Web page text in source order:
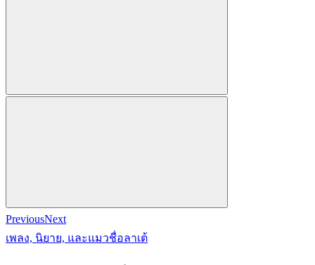
PreviousNext
เพลง, นิยาย, และแมวชื่อลาเต้